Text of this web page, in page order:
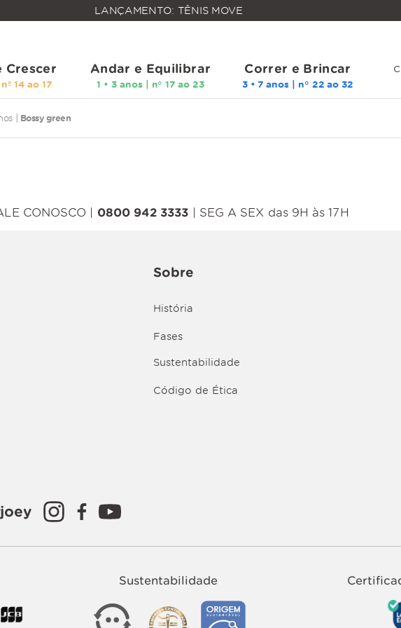
FALTAM
MAIS
FRETE
LANÇAMENTO: TÊNIS MOVE
Crescer Andar e Equilibrar Correr e Brincar
Bossy green
CONOSCO | 0800 942 3333 | SEG A SEX das 9H às 17H
Sobre
História
Fases
Sustentabilidade
Código de Ética
Sustentabilidade